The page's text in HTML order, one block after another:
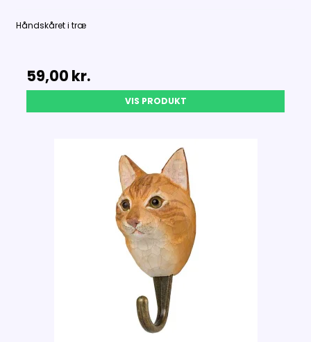
Håndskåret i træ
59,00 kr.
VIS PRODUKT